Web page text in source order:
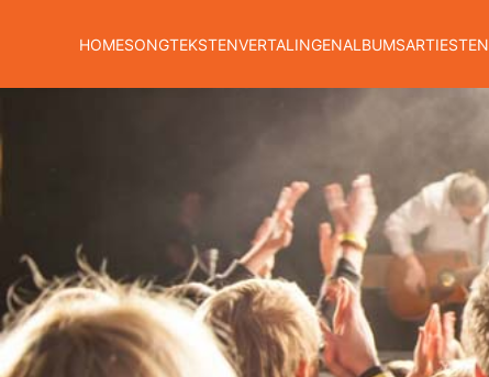
HOMESONGTEKSTENVERTALINGENALBUMSARTIESTEN